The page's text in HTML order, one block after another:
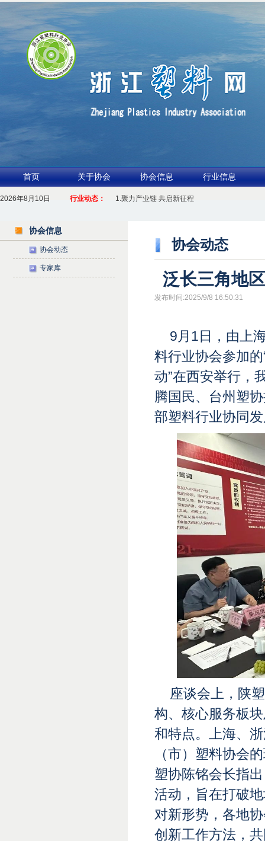
首页 关于协会 协会信息 行业信息
2026年8月10日 行业动态： 1.聚力产业链 共启新征程
协会信息
协会动态
专家库
协会动态
泛长三角地
发布时间:2025/9/8 16:50:31
9月1日，由上
料行业协会参加
动”在西安举行，
腾国民、台州塑
部塑料行业协同
座谈会上，陕
构、核心服务板
和特点。上海、
（市）塑料协会
塑协陈铭会长指
活动，旨在打破
对新形势，各地
创新工作方法，